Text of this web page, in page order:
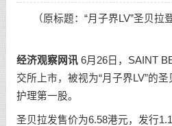
（原标题：“月子界LV”圣贝
经济观察网讯6月26日，SAINT
交所上市，被视为“月子界LV”的
护理第一股。
圣贝拉发售价为6.58港元，发行